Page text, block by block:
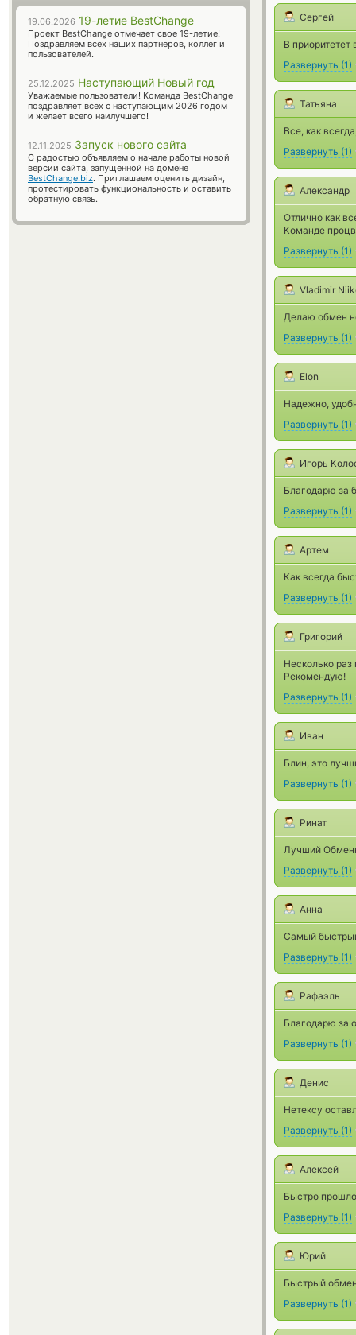
Сергей
В
Развернуть (1)
Татьяна
Все, как
Развернуть (1)
Александр
Отлично как
Команде
Развернуть (1)
Vladimir
Делаю обмен
Развернуть (1)
Elon
Надежно,
Развернуть (1)
Игорь
Благодарю за
Развернуть (1)
Артем
Как всегда
Развернуть (1)
Григорий
Несколько
Рекомендую!
Развернуть (1)
Иван
Блин, это
Развернуть (1)
Ринат
Лучший
Развернуть (1)
Анна
Самый
Развернуть (1)
Рафаэль
Благодарю за
Развернуть (1)
Денис
Нетексу
Развернуть (1)
Алексей
Быстро
Развернуть (1)
Юрий
Быстрый
Развернуть (1)
19.06.2026 19-летие BestChange
Проект BestChange отмечает свое 19-летие!
Поздравляем всех наших партнеров, коллег и
пользователей.
25.12.2025 Наступающий Новый год
Уважаемые пользователи! Команда BestChange
поздравляет всех с наступающим 2026 годом
и желает всего наилучшего!
12.11.2025 Запуск нового сайта
С радостью объявляем о начале работы новой
версии сайта, запущенной на домене
BestChange.biz. Приглашаем оценить дизайн,
протестировать функциональность и оставить
обратную связь.